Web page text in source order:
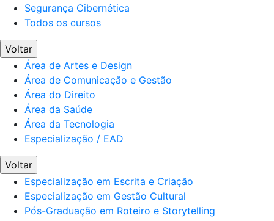
Segurança Cibernética
Todos os cursos
Voltar
Área de Artes e Design
Área de Comunicação e Gestão
Área do Direito
Área da Saúde
Área da Tecnologia
Especialização / EAD
Voltar
Especialização em Escrita e Criação
Especialização em Gestão Cultural
Pós-Graduação em Roteiro e Storytelling